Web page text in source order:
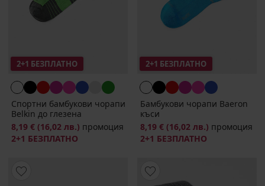
2+1 БЕЗПЛАТНО
Спортни бамбукови чорапи
Belkin до глезена
8,19 € (16,02 лв.) промоция
2+1 БЕЗПЛАТНО
2+1 БЕЗПЛАТНО
Бамбукови чорапи Baeron
къси
8,19 € (16,02 лв.) промоция
2+1 БЕЗПЛАТНО